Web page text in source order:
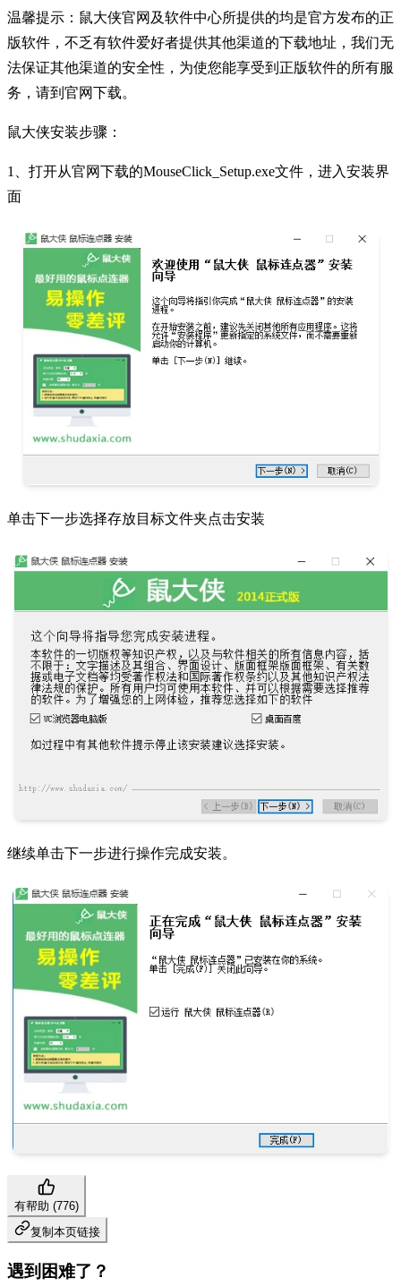
温馨提示：鼠大侠官网及软件中心所提供的均是官方发布的正
版软件，不乏有软件爱好者提供其他渠道的下载地址，我们无
法保证其他渠道的安全性，为使您能享受到正版软件的所有服
务，请到官网下载。
鼠大侠安装步骤：
1、打开从官网下载的MouseClick_Setup.exe文件，进入安装界
面
单击下一步选择存放目标文件夹点击安装
继续单击下一步进行操作完成安装。
有帮助 (776)
复制本页链接
遇到困难了？